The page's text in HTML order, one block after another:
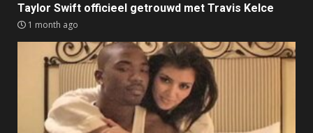
Taylor Swift officieel getrouwd met Travis Kelce
1 month ago